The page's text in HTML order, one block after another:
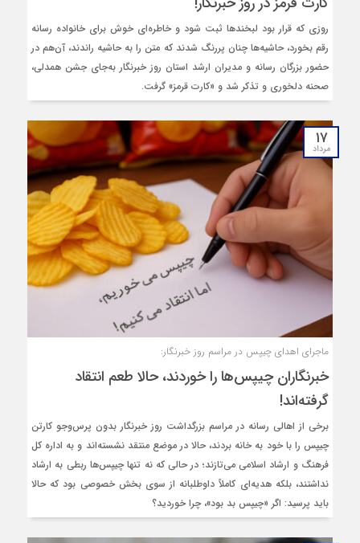
روزی که قرار بود لبخندها ثبت شود و خاطره‌ای خوش برای خانواده رسانه
رقم بخورد، حاشیه‌ها چنان پررنگ شدند که متن را به حاشیه راندند، آن‌هم در
حضور بزرگان رسانه و مدیران ارشد استان روز خبرنگار به‌جای جشن همدلی،
صحنه دلخوری و تذکر شد و «کارت قرمز» گرفت.
۱۷
مرداد
ماجرای اهدای چیپس در مراسم روز خبرنگار:
خبرنگاران چیپس‌ها را خوردند، حالا طعم انتقاد
گرفته‌اند!
برخی از اهالی رسانه در مراسم بزرگداشت روز خبرنگار بدون پرس‌وجو کارتن
چیپس را با خود به خانه بردند، حالا در موضع منتقد نشسته‌اند و به اداره کل
فرهنگ و ارشاد اسلامی می‌تازند؛ در حالی که نه تنها چیپس‌ها ربطی به ارشاد
نداشتند، بلکه هدیه‌ای کاملاً داوطلبانه از سوی بخش خصوصی بود که حالا
باید پرسید: اگر «چیپس بد بود»، چرا خوردید؟